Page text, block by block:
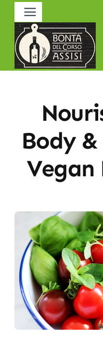
contenuto
Toggle
Navigation
Bontà del Corso
Oli E.V.O.
Body &
Vegan